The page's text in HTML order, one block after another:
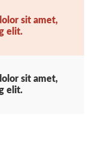
sit amet,
elit.
sit amet,
elit.